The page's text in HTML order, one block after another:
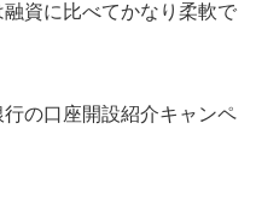
資に比べてかなり柔軟で
の口座開設紹介キャンペ